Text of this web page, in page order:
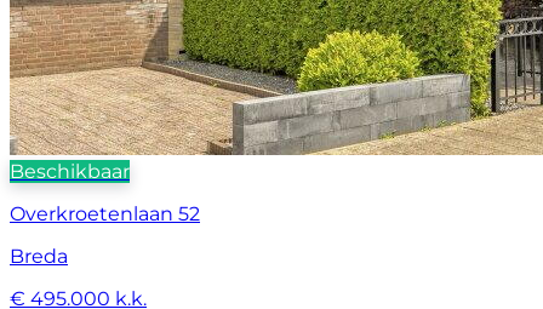
Beschikbaar
Overkroetenlaan 52
Breda
€ 495.000 k.k.